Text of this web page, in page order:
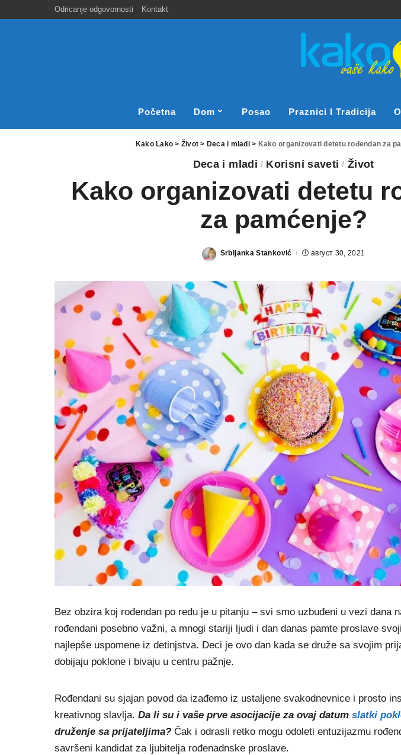
Odricanje odgovornosti Kontakt
Početna Dom Posao Praznici I Tradicija
Kako Lako > Život > Deca i mladi> Kako organizovati detetu rođendan za
Deca i mladi Korisni saveti Život
Kako organizovati detetu
za pamćenje?
Posted
Srbijanka Stanković август 30, 2021
Bez obzira koj rođendan po redu je u pitanju – svi smo uzbuđeni u vezi dana
rođendani posebno važni, a mnogi stariji ljudi i dan danas pamte proslave
najlepše uspomene iz detinjstva. Deci je ovo dan kada se druže sa svojim
dobijaju poklone i bivaju u centru pažnje.
Rođendani su sjajan povod da izađemo iz ustaljene svakodnevnice i prosto
kreativnog slavlja. Da li su i vaše prve asocijacije za ovaj datum slatki
druženje sa prijateljima? Čak i odrasli retko mogu odoleti entuzijazmu
savršeni kandidat za ljubitelja rođenadnske proslave.